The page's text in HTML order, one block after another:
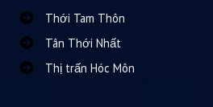
Thới Tam Thôn
Tân Thới Nhất
Thị trấn Hóc Môn